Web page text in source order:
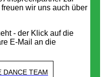
wir uns auch über
- der Klick auf die
E-Mail an die
DANCE TEAM